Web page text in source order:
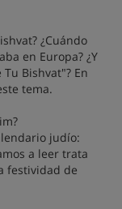
¿Cuándo
en Europa? ¿Y
Bishvat"? En
tema.
judío:
a leer trata
festividad de